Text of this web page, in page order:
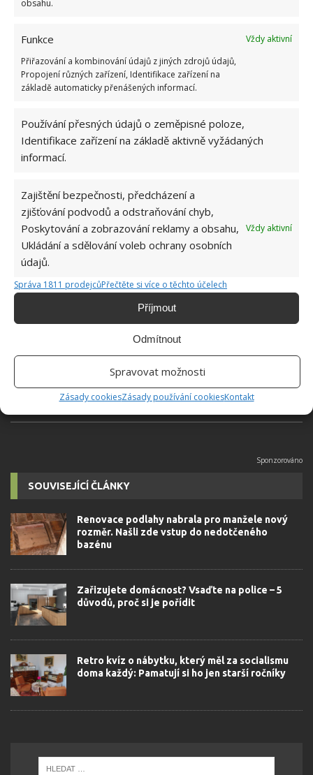
obsahu.
Funkce
Vždy aktivní
Přiřazování a kombinování údajů z jiných zdrojů údajů,
Propojení různých zařízení, Identifikace zařízení na
základě automaticky přenášených informací.
Používání přesných údajů o zeměpisné poloze,
Identifikace zařízení na základě aktivně vyžádaných
informací.
Zajištění bezpečnosti, předcházení a
zjišťování podvodů a odstraňování chyb,
Poskytování a zobrazování reklamy a obsahu,
Ukládání a sdělování voleb ochrany osobních
údajů.
Vždy aktivní
Správa 1811 prodejcůPřečtěte si více o těchto účelech
Příjmout
Odmítnout
Spravovat možnosti
Zásady cookiesZásady používání cookiesKontakt
NÁBYTEK RENOVACE
Hana Musilová
přidala během svých studií a práce
redaktorky ji tak nadchla, že se
rozhodla zůstat. Její v...
autorovi]
SOUVISEJÍCÍ ČLÁNKY
Renovace podlahy nabrala pro manžele nový
rozměr. Našli zde vstup do nedotčeného
bazénu
Zařizujete domácnost? Vsaďte na police – 5
důvodů, proč si je pořídit
Retro kvíz o nábytku, který měl za socialismu
doma každý: Pamatují si ho jen starší ročníky